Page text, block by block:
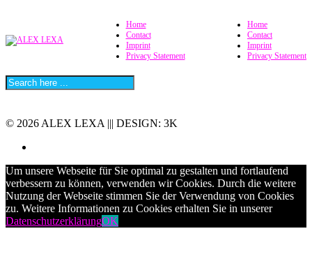
Home
Contact
Imprint
Privacy Statement
Home
Contact
Imprint
Privacy Statement
© 2026 ALEX LEXA ||| DESIGN: 3K
Um unsere Webseite für Sie optimal zu gestalten und fortlaufend
verbessern zu können, verwenden wir Cookies. Durch die weitere
Nutzung der Webseite stimmen Sie der Verwendung von Cookies
zu. Weitere Informationen zu Cookies erhalten Sie in unserer
DatenschutzerklärungOK